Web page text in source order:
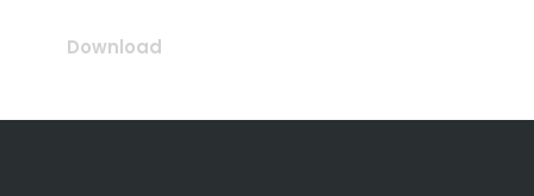
Download